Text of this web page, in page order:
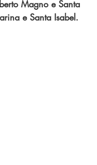
Magno e Santa
e Santa Isabel.